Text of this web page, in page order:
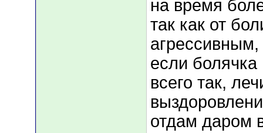
на время
так как от
если болячка
всего так,
отдам даром